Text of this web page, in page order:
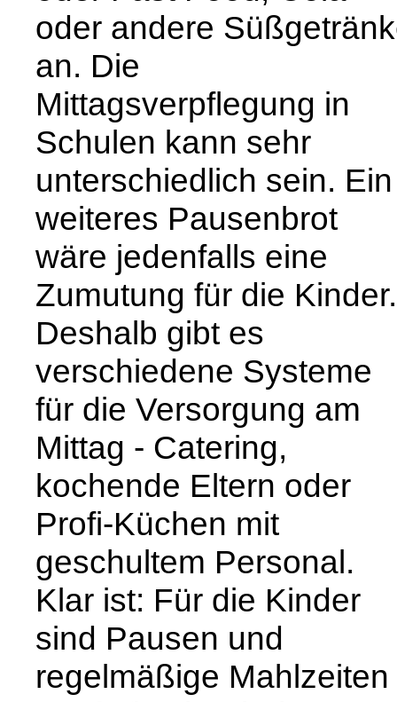
oder andere
an. Die
Mittagsverpflegung in
Schulen kann sehr
unterschiedlich sein. Ein
weiteres Pausenbrot
wäre jedenfalls eine
Zumutung für die Kinder.
Deshalb gibt es
verschiedene Systeme
für die Versorgung am
Mittag - Catering,
kochende Eltern oder
Profi-Küchen mit
geschultem Personal.
Klar ist: Für die Kinder
sind Pausen und
regelmäßige Mahlzeiten